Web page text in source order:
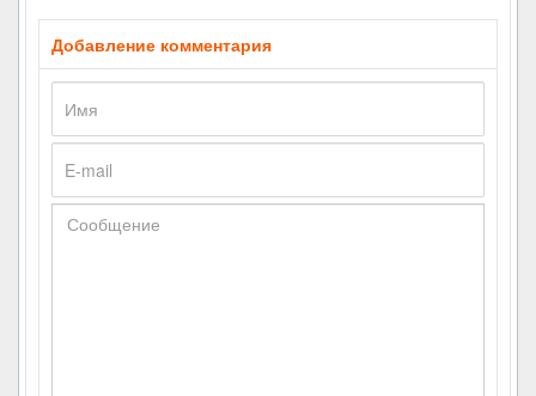
Добавление комментария